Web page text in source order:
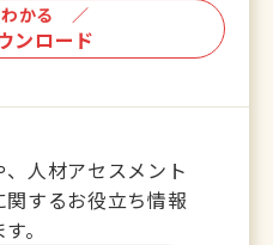
かる ／
ンロード
人材アセスメント
関するお役立ち情報
。